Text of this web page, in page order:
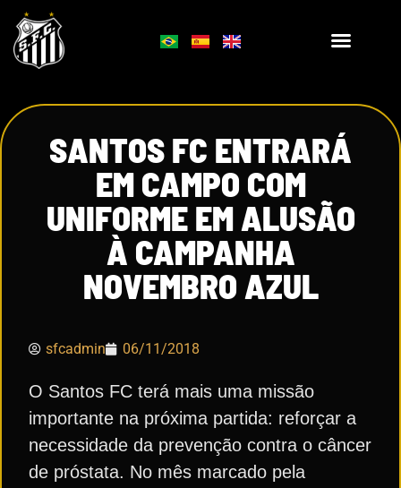
SANTOS FC ENTRARÁ
EM CAMPO COM
UNIFORME EM ALUSÃO
À CAMPANHA
NOVEMBRO AZUL
sfcadmin 06/11/2018
O Santos FC terá mais uma missão
importante na próxima partida: reforçar a
necessidade da prevenção contra o câncer
de próstata. No mês marcado pela